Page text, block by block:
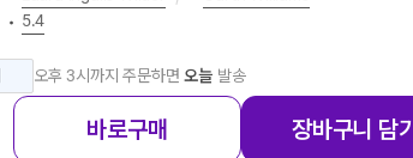
• 5.4
오후 3시까지 주문하면오늘 발송
바로구매 장바구니 담기